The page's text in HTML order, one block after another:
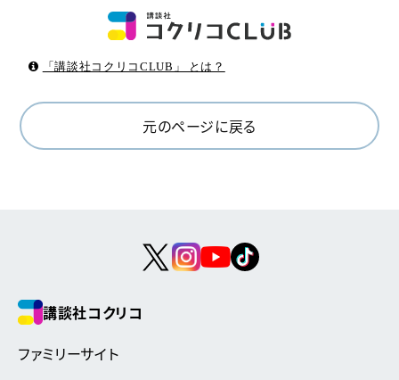
「講談社コクリコCLUB」 とは？
元のページに戻る
講談社コクリコ
ファミリーサイト